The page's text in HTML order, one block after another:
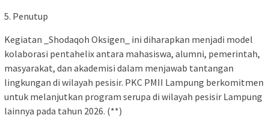
5. Penutup
Kegiatan _Shodaqoh Oksigen_ ini diharapkan menjadi model
kolaborasi pentahelix antara mahasiswa, alumni, pemerintah,
masyarakat, dan akademisi dalam menjawab tantangan
lingkungan di wilayah pesisir. PKC PMII Lampung berkomitmen
untuk melanjutkan program serupa di wilayah pesisir Lampung
lainnya pada tahun 2026. (**)